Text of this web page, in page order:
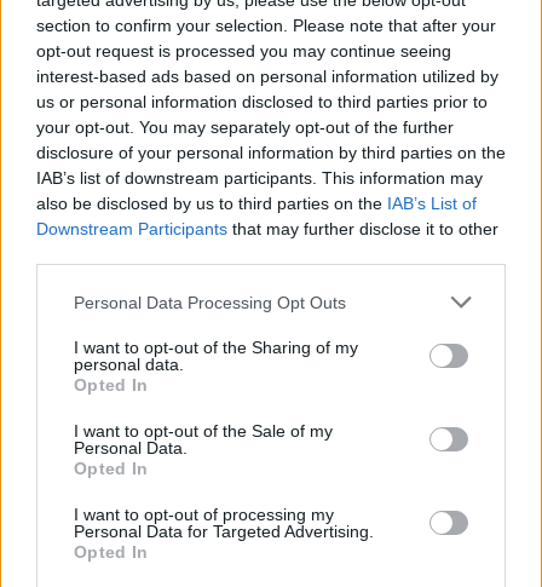
section to confirm your selection. Please note that after your
opt-out request is processed you may continue seeing
interest-based ads based on personal information utilized by
us or personal information disclosed to third parties prior to
your opt-out. You may separately opt-out of the further
disclosure of your personal information by third parties on the
IAB’s list of downstream participants. This information may
also be disclosed by us to third parties on the IAB’s List of
Downstream Participants that may further disclose it to other
Personal Data Processing Opt Outs
I want to opt-out of the Sharing of my
personal data.
Opted In
I want to opt-out of the Sale of my
Personal Data.
Opted In
I want to opt-out of processing my
Personal Data for Targeted Advertising.
Opted In
TUTTI GLI ARTICOLI
ULTIMORA E NOVAS